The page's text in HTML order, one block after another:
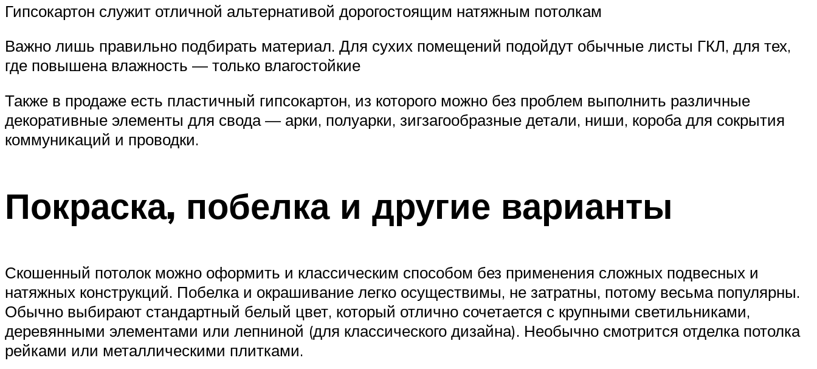
Гипсокартон служит отличной альтернативой дорогостоящим натяжным потолкам
Важно лишь правильно подбирать материал. Для сухих помещений подойдут обычные листы ГКЛ, для тех,
где повышена влажность — только влагостойкие
Также в продаже есть пластичный гипсокартон, из которого можно без проблем выполнить различные
декоративные элементы для свода — арки, полуарки, зигзагообразные детали, ниши, короба для сокрытия
коммуникаций и проводки.
Покраска, побелка и другие варианты
Скошенный потолок можно оформить и классическим способом без применения сложных подвесных и
натяжных конструкций. Побелка и окрашивание легко осуществимы, не затратны, потому весьма популярны.
Обычно выбирают стандартный белый цвет, который отлично сочетается с крупными светильниками,
деревянными элементами или лепниной (для классического дизайна). Необычно смотрится отделка потолка
рейками или металлическими плитками.